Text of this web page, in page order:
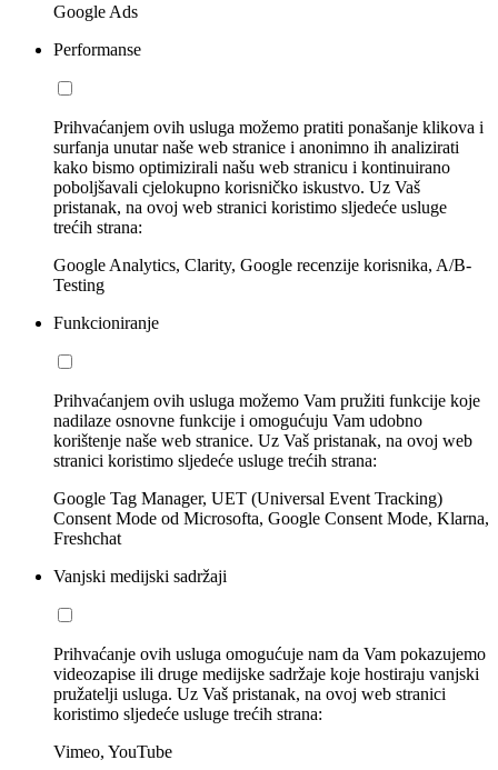
Google Ads
Performanse
Prihvaćanjem ovih usluga možemo pratiti ponašanje klikova i
surfanja unutar naše web stranice i anonimno ih analizirati
kako bismo optimizirali našu web stranicu i kontinuirano
poboljšavali cjelokupno korisničko iskustvo. Uz Vaš
pristanak, na ovoj web stranici koristimo sljedeće usluge
trećih strana:
Google Analytics, Clarity, Google recenzije korisnika, A/B-
Testing
Funkcioniranje
Prihvaćanjem ovih usluga možemo Vam pružiti funkcije koje
nadilaze osnovne funkcije i omogućuju Vam udobno
korištenje naše web stranice. Uz Vaš pristanak, na ovoj web
stranici koristimo sljedeće usluge trećih strana:
Google Tag Manager, UET (Universal Event Tracking)
Consent Mode od Microsofta, Google Consent Mode, Klarna,
Freshchat
Vanjski medijski sadržaji
Prihvaćanje ovih usluga omogućuje nam da Vam pokazujemo
videozapise ili druge medijske sadržaje koje hostiraju vanjski
pružatelji usluga. Uz Vaš pristanak, na ovoj web stranici
koristimo sljedeće usluge trećih strana:
Vimeo, YouTube